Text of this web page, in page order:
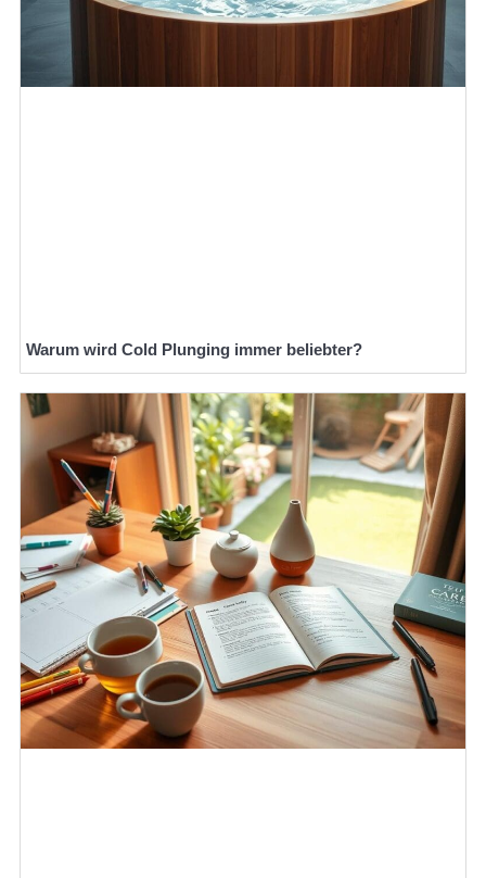
Warum wird Cold Plunging immer beliebter?